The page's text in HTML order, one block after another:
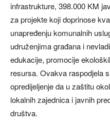
infrastrukture, 398.000 KM
za projekte koji doprinose
unapređenju komunalnih
udruženjima građana i
edukacije, promocije
resursa. Ovakva raspodjela
opredijeljenje da u zaštitu
lokalnih zajednica i javnih
društva.